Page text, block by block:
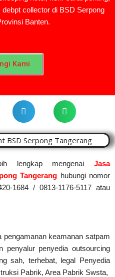
collector di BSD Serpong
Banten.
Kami
lengkap mengenai Jasa
Tangerang hubungi nomor
1684 / 0813-1176-5117 atau
keamanan satpam
penyalur penyedia outsourcing
sah, terhebat, legal Penyedia
Pabrik, Area Pabrik Swsta,